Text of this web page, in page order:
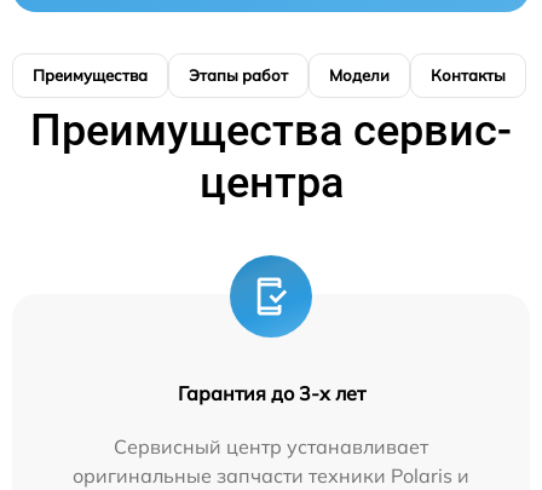
Преимущества Этапы работ Модели Контакты
Преимущества сервис-
центра
Гарантия до 3-х лет
Сервисный центр устанавливает
оригинальные запчасти техники Polaris и